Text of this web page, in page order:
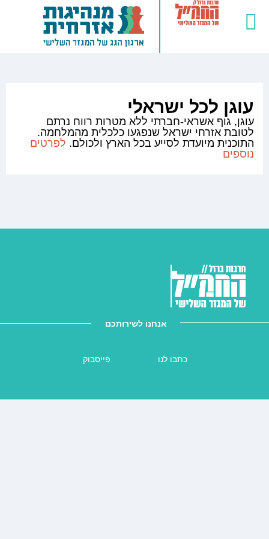
עוגן לכל ישראלי
עוגן, גוף אשראי-חברתי ללא מטרות רווח נרתם
לטובת אזרחי ישראל שנפגעו כלכלית מהמלחמה.
התוכנית מיועדת לסייע בכל הארץ ולכולם. לפרטים
נוספים
אנחנו לשירותכם
כתבו לנו פייסבוק